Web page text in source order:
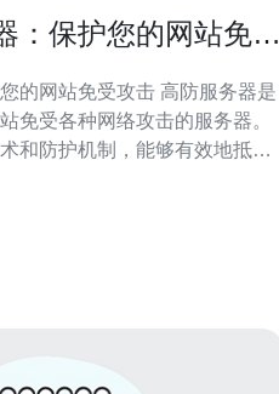
：保护您的网站免受
受攻击 高防服务器是
免受各种网络攻击的服务器。
和防护机制，能够有效地抵御
可靠性而闻名。以下是选择柬